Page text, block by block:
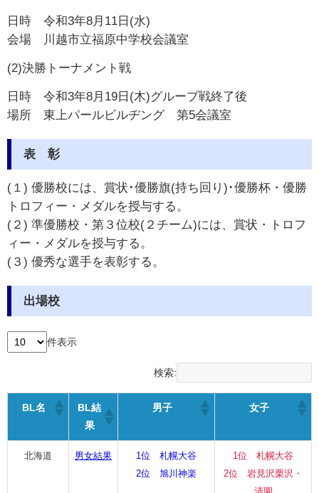
日時 令和3年8月11日(水)
会場 川越市立福原中学校会議室
(2)決勝トーナメント戦
日時 令和3年8月19日(木)グループ戦終了後
場所 東上パールビルヂング 第5会議室
表 彰
(１) 優勝校には、賞状･優勝旗(持ち回り)･優勝杯・優勝
トロフィー・メダルを授与する。
(２) 準優勝校・第３位校(２チーム)には、賞状・トロフ
ィー・メダルを授与する。
(３) 優秀な選手を表彰する。
出場校
件表示
検索:
BL名
BL結
果
男子 女子
北海道 男女結果
1位 札幌大谷
2位 旭川神楽
1位 札幌大谷
2位 岩見沢栗沢・